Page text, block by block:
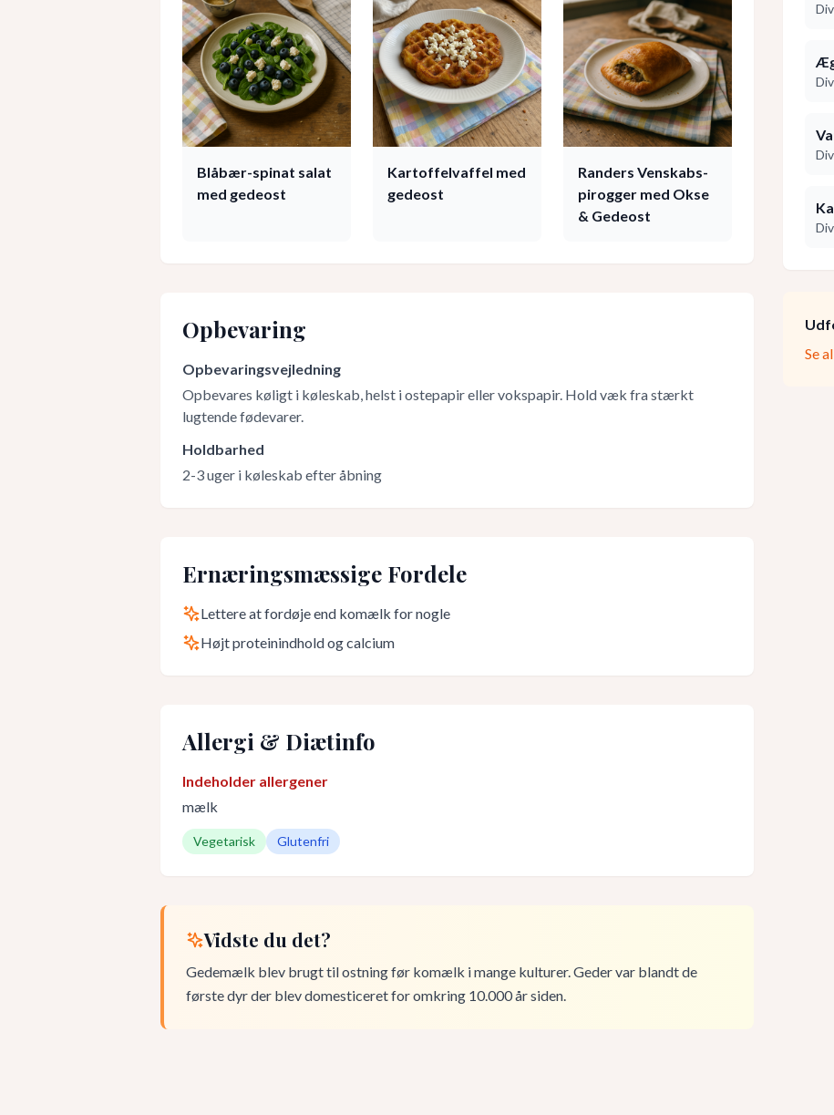
Blåbær-spinat salat
med gedeost
Kartoffelvaffel med
gedeost
Randers Venskabs-
pirogger med Okse
& Gedeost
Opbevaring
Opbevaringsvejledning
Opbevares køligt i køleskab, helst i ostepapir eller vokspapir. Hold væk fra stærkt
lugtende fødevarer.
Holdbarhed
2-3 uger i køleskab efter åbning
Ernæringsmæssige Fordele
Lettere at fordøje end komælk for nogle
Højt proteinindhold og calcium
Allergi & Diætinfo
Indeholder allergener
mælk
Vegetarisk Glutenfri
Vidste du det?
Gedemælk blev brugt til ostning før komælk i mange kulturer. Geder var blandt de
første dyr der blev domesticeret for omkring 10.000 år siden.
Se